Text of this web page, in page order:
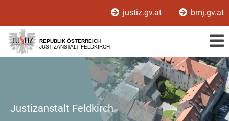
[1]
[2]
justiz.gv.at bmj.gv.at
REPUBLIK ÖSTERREICH
JUSTIZANSTALT FELDKIRCH
Justizanstalt Feldkirch